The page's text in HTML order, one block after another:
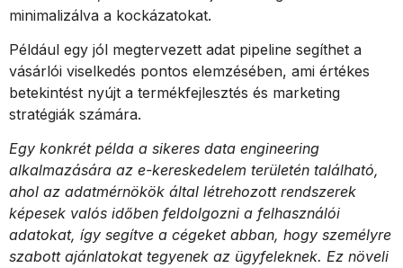
minimalizálva a kockázatokat.
Például egy jól megtervezett adat pipeline segíthet a
vásárlói viselkedés pontos elemzésében, ami értékes
betekintést nyújt a termékfejlesztés és marketing
stratégiák számára.
Egy konkrét példa a sikeres data engineering
alkalmazására az e-kereskedelem területén található,
ahol az adatmérnökök által létrehozott rendszerek
képesek valós időben feldolgozni a felhasználói
adatokat, így segítve a cégeket abban, hogy személyre
szabott ajánlatokat tegyenek az ügyfeleknek. Ez növeli